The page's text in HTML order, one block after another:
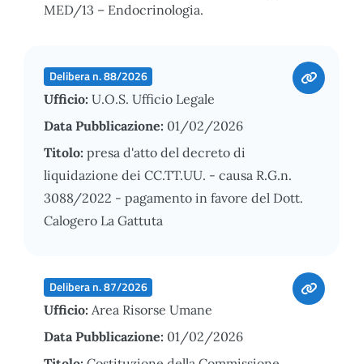
MED/13 – Endocrinologia.
Delibera n. 88/2026
Ufficio: U.O.S. Ufficio Legale
Data Pubblicazione: 01/02/2026
Titolo: presa d'atto del decreto di
liquidazione dei CC.TT.UU. - causa R.G.n.
3088/2022 - pagamento in favore del Dott.
Calogero La Gattuta
Delibera n. 87/2026
Ufficio: Area Risorse Umane
Data Pubblicazione: 01/02/2026